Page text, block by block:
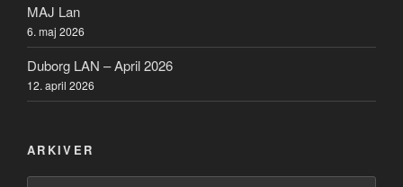
MAJ Lan
6. maj 2026
Duborg LAN – April 2026
12. april 2026
ARKIVER